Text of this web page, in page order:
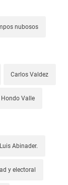
nubosos
Carlos Valdez
Valle
Abinader.
y electoral